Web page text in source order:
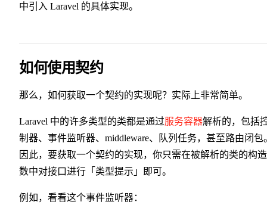
中引入 Laravel 的具体实现。
如何使用契约
那么，如何获取一个契约的实现呢？实际上非常简单。
Laravel 中的许多类型的类都是通过服务容器解析的，包括
制器、事件监听器、middleware、队列任务，甚至路由闭包
因此，要获取一个契约的实现，你只需在被解析的类的构
数中对接口进行「类型提示」即可。
例如，看看这个事件监听器：